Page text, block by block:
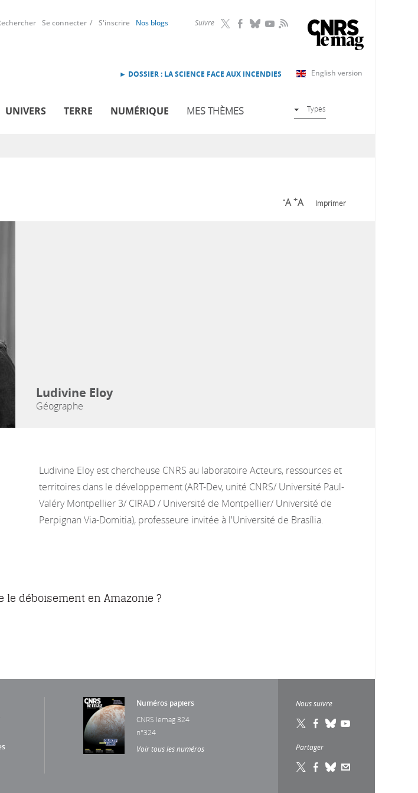
Suivre RSS
Se connecter S'inscrire Nos blogs
English version
► DOSSIER : LA SCIENCE FACE AUX INCENDIES
UNIVERS TERRE NUMÉRIQUE MES THÈMES Types
-A +A Imprimer
Ludivine Eloy
Géographe
Ludivine Eloy est chercheuse CNRS au laboratoire Acteurs, ressources et
territoires dans le développement (ART-Dev, unité CNRS/ Université Paul-
Valéry Montpellier 3/ CIRAD / Université de Montpellier/ Université de
Perpignan Via-Domitia), professeure invitée à l'Université de Brasília.
le déboisement en Amazonie ?
Numéros papiers
CNRS lemag 324
n°324
Voir tous les numéros
Nous suivre
Partager